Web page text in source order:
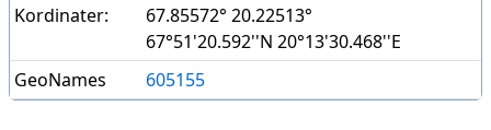
Kordinater:
67.85572° 20.22513°
67°51'20.592''N 20°13'30.468''E
GeoNames
605155